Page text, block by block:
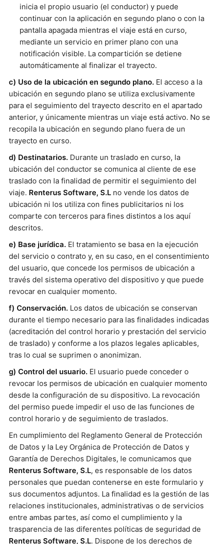
inicia el propio usuario (el conductor) y puede
continuar con la aplicación en segundo plano o con la
pantalla apagada mientras el viaje está en curso,
mediante un servicio en primer plano con una
notificación visible. La compartición se detiene
automáticamente al finalizar el trayecto.
c) Uso de la ubicación en segundo plano. El acceso a la
ubicación en segundo plano se utiliza exclusivamente
para el seguimiento del trayecto descrito en el apartado
anterior, y únicamente mientras un viaje está activo. No se
recopila la ubicación en segundo plano fuera de un
trayecto en curso.
d) Destinatarios. Durante un traslado en curso, la
ubicación del conductor se comunica al cliente de ese
traslado con la finalidad de permitir el seguimiento del
viaje. Renterus Software, S.L no vende los datos de
ubicación ni los utiliza con fines publicitarios ni los
comparte con terceros para fines distintos a los aquí
descritos.
e) Base jurídica. El tratamiento se basa en la ejecución
del servicio o contrato y, en su caso, en el consentimiento
del usuario, que concede los permisos de ubicación a
través del sistema operativo del dispositivo y que puede
revocar en cualquier momento.
f) Conservación. Los datos de ubicación se conservan
durante el tiempo necesario para las finalidades indicadas
(acreditación del control horario y prestación del servicio
de traslado) y conforme a los plazos legales aplicables,
tras lo cual se suprimen o anonimizan.
g) Control del usuario. El usuario puede conceder o
revocar los permisos de ubicación en cualquier momento
desde la configuración de su dispositivo. La revocación
del permiso puede impedir el uso de las funciones de
control horario y de seguimiento de traslados.
En cumplimiento del Reglamento General de Protección
de Datos y la Ley Orgánica de Protección de Datos y
Garantía de Derechos Digitales, le comunicamos que
Renterus Software, S.L, es responsable de los datos
personales que puedan contenerse en este formulario y
sus documentos adjuntos. La finalidad es la gestión de las
relaciones institucionales, administrativas o de servicios
entre ambas partes, así como el cumplimiento y la
trasparencia de las diferentes políticas de seguridad de
Renterus Software, S.L. Dispone de los derechos de